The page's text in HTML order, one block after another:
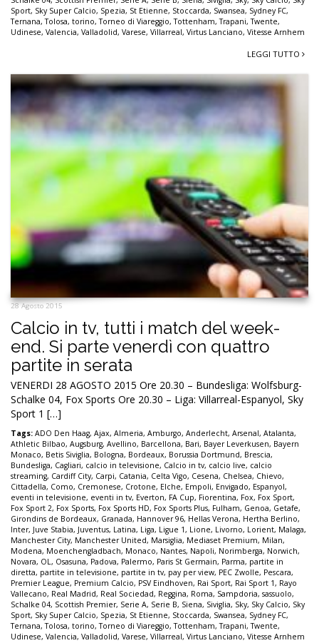
Sport, Sky Super Calcio, Spezia, St Etienne, Stoccarda, Swansea, Sydney FC,
Ternana,Tolosa, torino,Torneo di Viareggio,Tottenham,Trapani,Twente,
Udinese, Valencia, Valladolid, Varese, Villarreal, Virtus Lanciano, Vitesse Arnhem
LEGGI TUTTO
28 Agosto 2015
Calcio in tv, tutti i match del week-
end. Si parte venerdì con quattro
partite in serata
VENERDI 28 AGOSTO 2015 Ore 20.30 – Bundesliga: Wolfsburg-
Schalke 04, Fox Sports Ore 20.30 – Liga: Villarreal-Espanyol, Sky
Sport 1 […]
Tags: ADO Den Haag, Ajax, Almeria, Amburgo, Anderlecht, Arsenal, Atalanta,
Athletic Bilbao, Augsburg, Avellino, Barcellona, Bari, Bayer Leverkusen, Bayern
Monaco, Betis Siviglia, Bologna, Bordeaux, Borussia Dortmund, Brescia,
Bundesliga, Cagliari, calcio in televisione, Calcio in tv, calcio live, calcio
streaming, Cardiff City, Carpi, Catania, Celta Vigo, Cesena, Chelsea, Chievo,
Cittadella, Como, Cremonese, Crotone, Elche, Empoli, Envigado, Espanyol,
eventi in televisione, eventi in tv, Everton, FA Cup, Fiorentina, Fox, Fox Sport,
Fox Sport 2, Fox Sports, Fox Sports HD, Fox Sports Plus, Fulham, Genoa, Getafe,
Girondins de Bordeaux, Granada, Hannover 96, Hellas Verona, Hertha Berlino,
Inter, Juve Stabia, Juventus, Latina, Liga, Ligue 1, Lione, Livorno, Lorient, Malaga,
Manchester City, Manchester United, Marsiglia, Mediaset Premium, Milan,
Modena, Moenchengladbach, Monaco, Nantes, Napoli, Norimberga, Norwich,
Novara, OL, Osasuna, Padova, Palermo, Paris St Germain, Parma, partite in
diretta, partite in televisione, partite in tv, pay per view, PEC Zwolle, Pescara,
Premier League, Premium Calcio, PSV Eindhoven, Rai Sport, Rai Sport 1, Rayo
Vallecano, Real Madrid, Real Sociedad, Reggina, Roma, Sampdoria, sassuolo,
Schalke 04, Scottish Premier, Serie A, Serie B, Siena, Siviglia, Sky, Sky Calcio, Sky
Sport, Sky Super Calcio, Spezia, St Etienne, Stoccarda, Swansea, Sydney FC,
Ternana,Tolosa, torino,Torneo di Viareggio,Tottenham,Trapani,Twente,
Udinese, Valencia, Valladolid, Varese, Villarreal, Virtus Lanciano, Vitesse Arnhem